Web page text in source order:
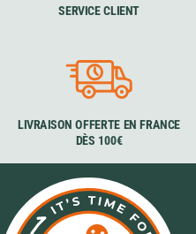
SERVICE CLIENT
LIVRAISON OFFERTE EN FRANCE
DÈS 100€